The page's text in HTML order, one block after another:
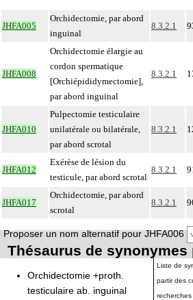
JHFA005
Orchidectomie, par abord
inguinal
8.3.2.1
JHFA008
Orchidectomie élargie au
cordon spermatique
[Orchiépididymectomie],
par abord inguinal
8.3.2.1
JHFA010
Pulpectomie testiculaire
unilatérale ou bilatérale,
par abord scrotal
8.3.2.1
JHFA012
Exérèse de lésion du
testicule, par abord scrotal
8.3.2.1
JHFA017
Orchidectomie, par abord
scrotal
8.3.2.1
Proposer un nom alternatif pour JHFA006
Thésaurus de synonymes
Orchidectomie +proth.
testiculaire ab. inguinal
Liste de
partir des